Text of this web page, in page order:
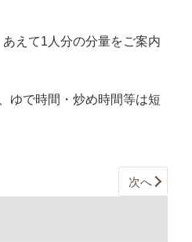
あえて1人分の分量をご案内
ゆで時間・炒め時間等は短
次へ